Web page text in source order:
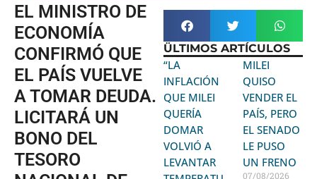
EL MINISTRO DE
ECONOMÍA
CONFIRMÓ QUE
EL PAÍS VUELVE
A TOMAR DEUDA.
LICITARÁ UN
BONO DEL
TESORO
ÜLTIMOS ARTÍCULOS
“LA
INFLACIÓN
QUE MILEI
QUERÍA
DOMAR
VOLVIÓ A
LEVANTAR
MILEI
QUISO
VENDER EL
PAÍS, PERO
EL SENADO
LE PUSO
UN FRENO
07/08/2026